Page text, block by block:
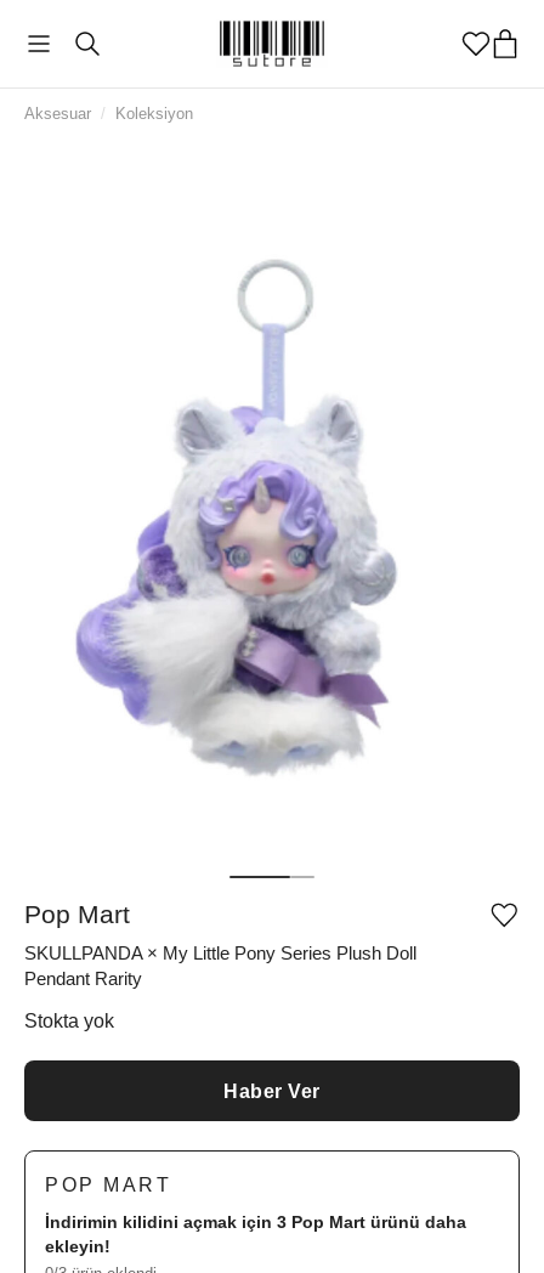
Aksesuar / Koleksiyon
Pop Mart
SKULLPANDA × My Little Pony Series Plush Doll
Pendant Rarity
Stokta yok
Haber Ver
POP MART
İndirimin kilidini açmak için 3 Pop Mart ürünü daha
ekleyin!